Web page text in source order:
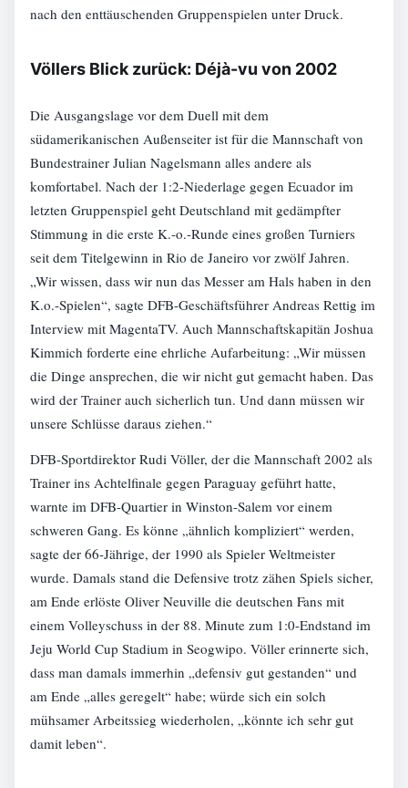
nach den enttäuschenden Gruppenspielen unter Druck.
Völlers Blick zurück: Déjà-vu von 2002
Die Ausgangslage vor dem Duell mit dem
südamerikanischen Außenseiter ist für die Mannschaft von
Bundestrainer Julian Nagelsmann alles andere als
komfortabel. Nach der 1:2-Niederlage gegen Ecuador im
letzten Gruppenspiel geht Deutschland mit gedämpfter
Stimmung in die erste K.-o.-Runde eines großen Turniers
seit dem Titelgewinn in Rio de Janeiro vor zwölf Jahren.
„Wir wissen, dass wir nun das Messer am Hals haben in den
K.o.-Spielen“, sagte DFB-Geschäftsführer Andreas Rettig im
Interview mit MagentaTV. Auch Mannschaftskapitän Joshua
Kimmich forderte eine ehrliche Aufarbeitung: „Wir müssen
die Dinge ansprechen, die wir nicht gut gemacht haben. Das
wird der Trainer auch sicherlich tun. Und dann müssen wir
unsere Schlüsse daraus ziehen.“
DFB-Sportdirektor Rudi Völler, der die Mannschaft 2002 als
Trainer ins Achtelfinale gegen Paraguay geführt hatte,
warnte im DFB-Quartier in Winston-Salem vor einem
schweren Gang. Es könne „ähnlich kompliziert“ werden,
sagte der 66-Jährige, der 1990 als Spieler Weltmeister
wurde. Damals stand die Defensive trotz zähen Spiels sicher,
am Ende erlöste Oliver Neuville die deutschen Fans mit
einem Volleyschuss in der 88. Minute zum 1:0-Endstand im
Jeju World Cup Stadium in Seogwipo. Völler erinnerte sich,
dass man damals immerhin „defensiv gut gestanden“ und
am Ende „alles geregelt“ habe; würde sich ein solch
mühsamer Arbeitssieg wiederholen, „könnte ich sehr gut
damit leben“.